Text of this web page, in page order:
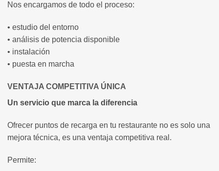
Nos encargamos de todo el proceso:
• estudio del entorno
• análisis de potencia disponible
• instalación
• puesta en marcha
VENTAJA COMPETITIVA ÚNICA
Un servicio que marca la diferencia
Ofrecer puntos de recarga en tu restaurante no es solo una
mejora técnica, es una ventaja competitiva real.
Permite: